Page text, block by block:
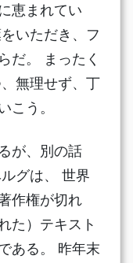
恵まれてい
いただき、フ
だ。 まったく
無理せず、丁
こう。
が、別の話
グは、 世界
作権が切れ
た）テキスト
ある。 昨年末